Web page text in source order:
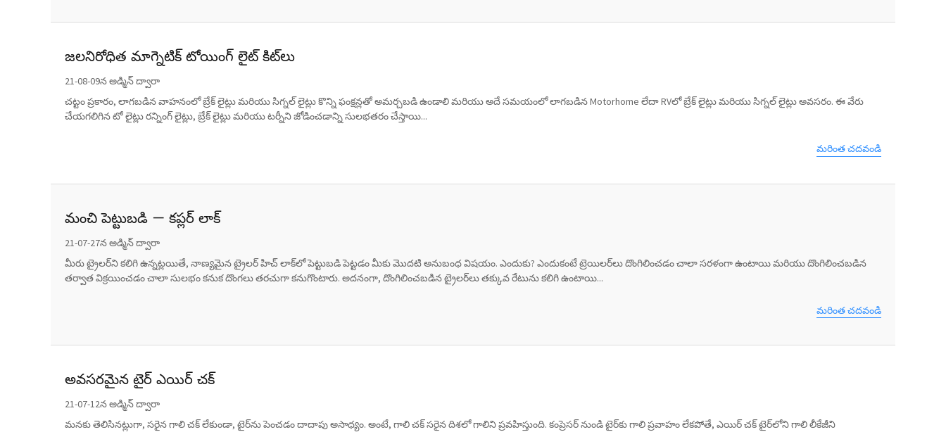
జలనిరోధిత మాగ్నెటిక్ టోయింగ్ లైట్ కిట్‌లు
21-08-09న అడ్మిన్ ద్వారా
చట్టం ప్రకారం, లాగబడిన వాహనంలో బ్రేక్ లైట్లు మరియు సిగ్నల్ లైట్లు కొన్ని ఫంక్షన్లతో అమర్చబడి ఉండాలి మరియు అదే సమయంలో లాగబడిన Motorhome లేదా RVలో బ్రేక్ లైట్లు మరియు సిగ్నల్ లైట్లు అవసరం. ఈ వేరు
చేయగలిగిన టో లైట్లు రన్నింగ్ లైట్లు, బ్రేక్ లైట్లు మరియు టర్నీని జోడించడాన్ని సులభతరం చేస్తాయి...
మరింత చదవండి
మంచి పెట్టుబడి — కప్లర్ లాక్
21-07-27న అడ్మిన్ ద్వారా
మీరు ట్రైలర్‌ని కలిగి ఉన్నట్లయితే, నాణ్యమైన ట్రైలర్ హిచ్ లాక్‌లో పెట్టుబడి పెట్టడం మీకు మొదటి అనుబంధ విషయం. ఎందుకు? ఎందుకంటే ట్రెయిలర్‌లు దొంగిలించడం చాలా సరళంగా ఉంటాయి మరియు దొంగిలించబడిన
తర్వాత విక్రయించడం చాలా సులభం కనుక దొంగలు తరచుగా కనుగొంటారు. అదనంగా, దొంగిలించబడిన ట్రైలర్‌లు తక్కువ రేటును కలిగి ఉంటాయి...
మరింత చదవండి
అవసరమైన టైర్ ఎయిర్ చక్
21-07-12న అడ్మిన్ ద్వారా
మనకు తెలిసినట్లుగా, సరైన గాలి చక్ లేకుండా, టైర్‌ను పెంచడం దాదాపు అసాధ్యం. అంటే, గాలి చక్ సరైన దిశలో గాలిని ప్రవహిస్తుంది. కంప్రెసర్ నుండి టైర్‌కు గాలి ప్రవాహం లేకపోతే, ఎయిర్ చక్ టైర్‌లోని గాలి లీకేజీని